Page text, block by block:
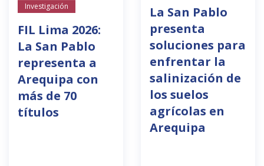
Investigación
FIL Lima 2026:
La San Pablo
representa a
Arequipa con
más de 70
títulos
La San Pablo
presenta
soluciones para
enfrentar la
salinización de
los suelos
agrícolas en
Arequipa